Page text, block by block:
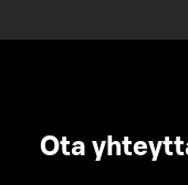
Ota